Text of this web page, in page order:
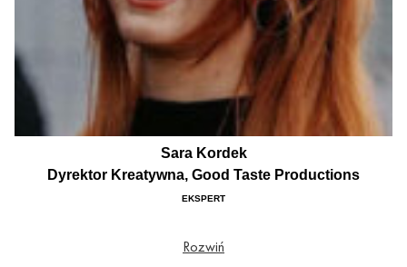
Sara Kordek
Dyrektor Kreatywna, Good Taste Productions
EKSPERT
kompleksowej organizacji tras koncertowych. Odpowiada za booking artystyczny
Rozwiń